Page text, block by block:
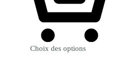
Choix des options